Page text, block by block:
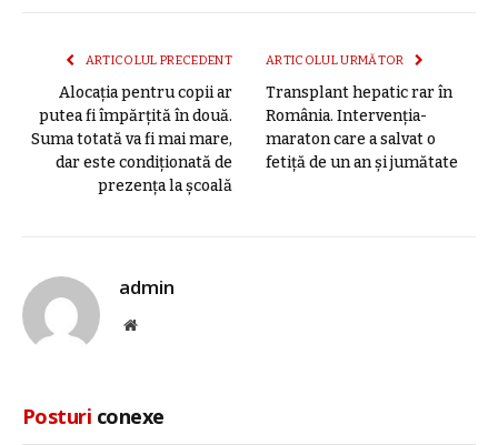
ARTICOLUL PRECEDENT
Alocația pentru copii ar
putea fi împărțită în două.
Suma totată va fi mai mare,
dar este condiționată de
prezența la școală
ARTICOLUL URMĂTOR
Transplant hepatic rar în
România. Intervenția-
maraton care a salvat o
fetiță de un an și jumătate
admin
Site
Posturi conexe